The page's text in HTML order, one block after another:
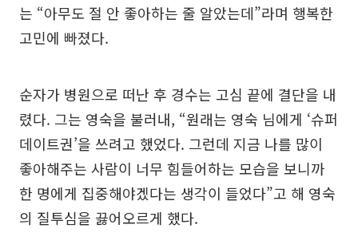
는 “아무도 절 안 좋아하는 줄 알았는데”라며 행복한
고민에 빠졌다.
순자가 병원으로 떠난 후 경수는 고심 끝에 결단을 내
렸다. 그는 영숙을 불러내, “원래는 영숙 님에게 ‘슈퍼
데이트권’을 쓰려고 했었다. 그런데 지금 나를 많이
좋아해주는 사람이 너무 힘들어하는 모습을 보니까
한 명에게 집중해야겠다는 생각이 들었다”고 해 영숙
의 질투심을 끓어오르게 했다.